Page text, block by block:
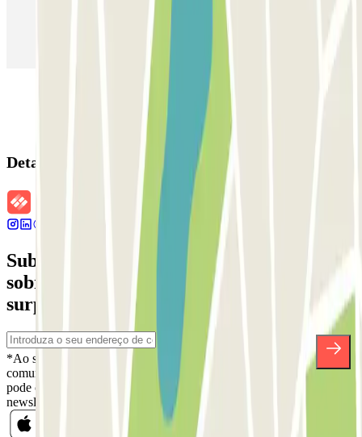
Estacionamento em Aeroporto de Adolfo Suárez Madrid–Barajas
Detalhes da reserva
Subscreva a nossa newsletter e saiba mais
sobre descontos, sorteios e muitas outras
surpresas.
*Ao subscrever, aceita a nossa Política de Privacidade para receber
comunicações comerciais da Parclick. Sem qualquer obrigação,
pode cancelar a sua subscrição sempre que quiser na mesma
newsletter.